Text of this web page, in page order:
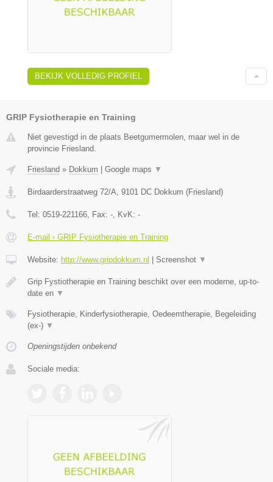
BEKIJK VOLLEDIG PROFIEL
GRIP Fysiotherapie en Training
Niet gevestigd in de plaats Beetgumermolen, maar wel in de
provincie Friesland.
Friesland » Dokkum Google maps ▼
Birdaarderstraatweg 72/A 9101 DC Dokkum (Friesland)
Tel: 0519-221166 , Fax: - , KvK: -
E-mail › GRIP Fysiotherapie en Training
Website: http://www.gripdokkum.nl Screenshot ▼
Grip Fystiotherapie en Training beschikt over een moderne, up-to-
date en ▼
Fysiotherapie, Kinderfysiotherapie, Oedeemtherapie, Begeleiding
(ex-) ▼
Openingstijden onbekend
Sociale media: